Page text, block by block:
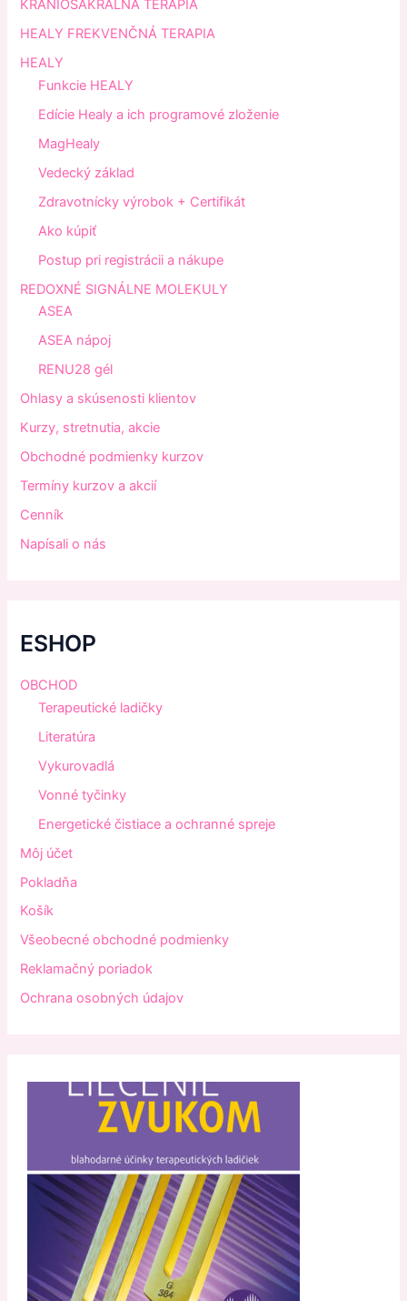
KRANIOSAKRÁLNA TERAPIA
HEALY FREKVENČNÁ TERAPIA
HEALY
Funkcie HEALY
Edície Healy a ich programové zloženie
MagHealy
Vedecký základ
Zdravotnícky výrobok + Certifikát
Ako kúpiť
Postup pri registrácii a nákupe
REDOXNÉ SIGNÁLNE MOLEKULY
ASEA
ASEA nápoj
RENU28 gél
Ohlasy a skúsenosti klientov
Kurzy, stretnutia, akcie
Obchodné podmienky kurzov
Termíny kurzov a akcií
Cenník
Napísali o nás
ESHOP
OBCHOD
Terapeutické ladičky
Literatúra
Vykurovadlá
Vonné tyčinky
Energetické čistiace a ochranné spreje
Môj účet
Pokladňa
Košík
Všeobecné obchodné podmienky
Reklamačný poriadok
Ochrana osobných údajov